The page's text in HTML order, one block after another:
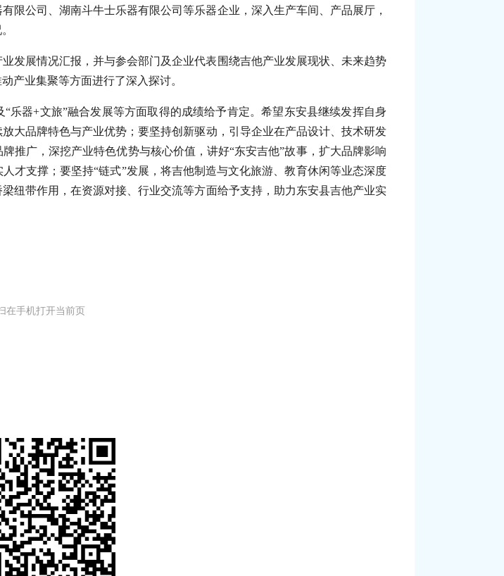
限公司、湖南斗牛士乐器有限公司等乐器企业，深入生产车间、产品展厅，
发展情况汇报，并与参会部门及企业代表围绕吉他产业发展现状、未来趋势
产业集聚等方面进行了深入探讨。
乐器+文旅”融合发展等方面取得的成绩给予肯定。希望东安县继续发挥自身
大品牌特色与产业优势；要坚持创新驱动，引导企业在产品设计、技术研发
推广，深挖产业特色优势与核心价值，讲好“东安吉他”故事，扩大品牌影响
才支撑；要坚持“链式”发展，将吉他制造与文化旅游、教育休闲等业态深度
纽带作用，在资源对接、行业交流等方面给予支持，助力东安县吉他产业实
在手机打开当前页